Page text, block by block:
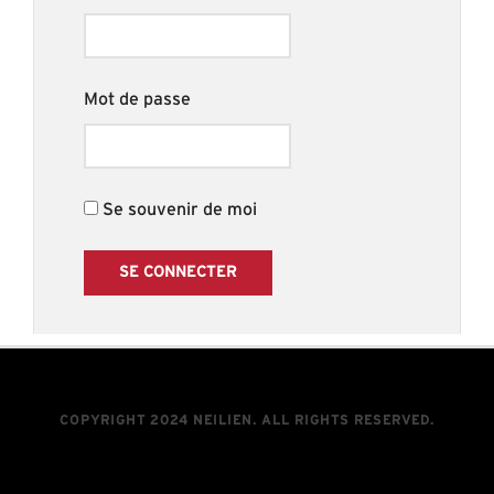
Mot de passe
Se souvenir de moi
COPYRIGHT 2024 NEILIEN. ALL RIGHTS RESERVED.